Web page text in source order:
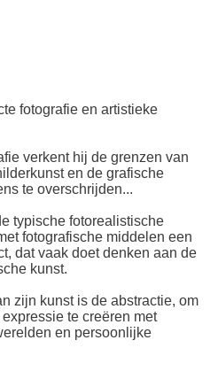
fotografie en artistieke
verkent hij de grenzen van
en de grafische
te overschrijden...
typische fotorealistische
fotografische middelen een
dat vaak doet denken aan de
kunst.
zijn kunst is de abstractie, om
te creëren met
en persoonlijke